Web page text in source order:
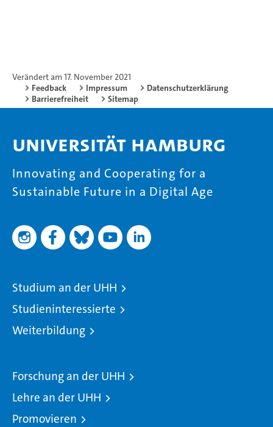
Verändert am 17. November 2021
Feedback
Impressum
Datenschutzerklärung
Barrierefreiheit
Sitemap
Universität Hamburg
Innovating and Cooperating for a
Sustainable Future in a Digital Age
Studium an der UHH
Studieninteressierte
Weiterbildung
Forschung an der UHH
Lehre an der UHH
Promovieren